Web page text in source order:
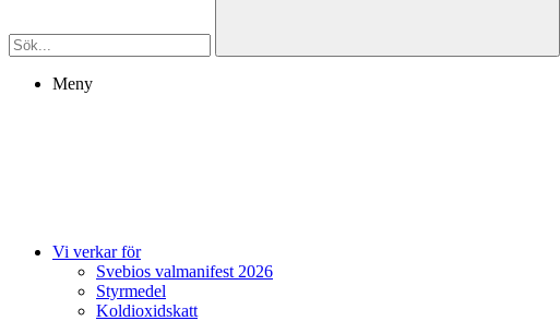
Meny
Vi verkar för
Svebios valmanifest 2026
Styrmedel
Koldioxidskatt